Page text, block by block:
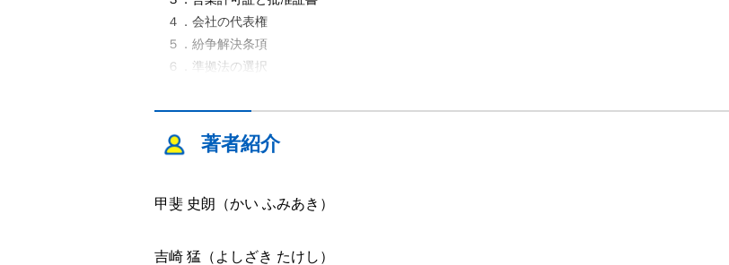
４．会社の代表権
５．紛争解決条項
６．準拠法の選択
８．ライセンス契約締結の際の注意点②
９．ライセンス契約締結の際の注意点③
１．中国への進出
３．外資による出資比率の制限
著者紹介
甲斐 史朗（かい ふみあき）
吉崎 猛（よしざき たけし）